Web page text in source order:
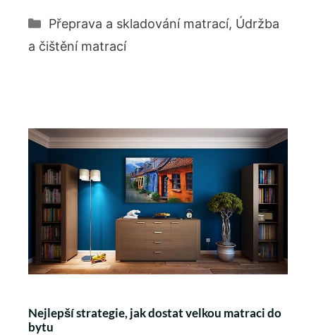
Rubriky
Přeprava a skladování matrací, Údržba
a čištění matrací
Nejlepší strategie, jak dostat velkou matraci do
bytu